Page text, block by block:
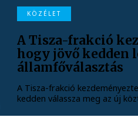
KÖZÉLET
A Tisza-frakció
hogy jövő kedden
államfőválasztás
A Tisza-frakció
kedden válassza meg az új